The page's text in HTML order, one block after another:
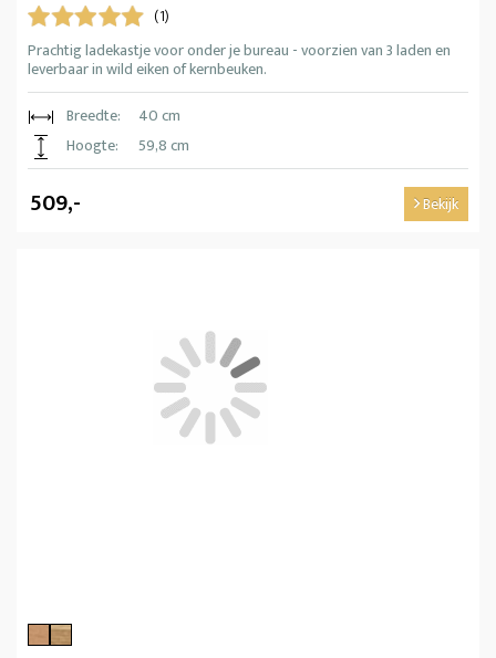
(1)
Prachtig ladekastje voor onder je bureau - voorzien van 3 laden en
leverbaar in wild eiken of kernbeuken.
Breedte:
40 cm
Hoogte:
59,8 cm
509,- Bekijk